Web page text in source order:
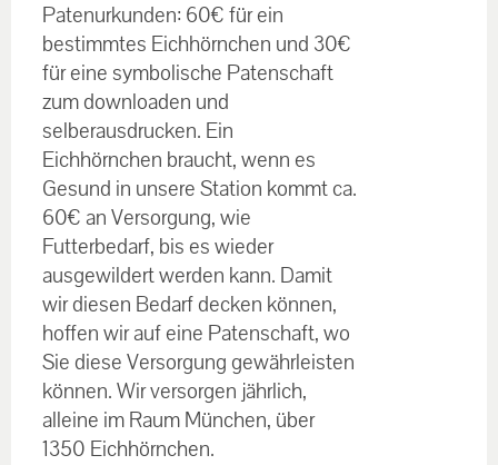
Patenurkunden: 60€ für ein
bestimmtes Eichhörnchen und 30€
für eine symbolische Patenschaft
zum downloaden und
selberausdrucken. Ein
Eichhörnchen braucht, wenn es
Gesund in unsere Station kommt ca.
60€ an Versorgung, wie
Futterbedarf, bis es wieder
ausgewildert werden kann. Damit
wir diesen Bedarf decken können,
hoffen wir auf eine Patenschaft, wo
Sie diese Versorgung gewährleisten
können. Wir versorgen jährlich,
alleine im Raum München, über
1350 Eichhörnchen.